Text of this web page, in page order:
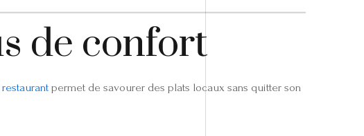
de confort
permet de savourer des plats locaux sans quitter son